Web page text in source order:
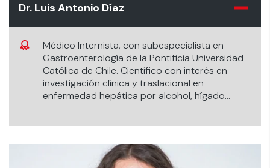
Dr. Luis Antonio Díaz
Médico Internista, con subespecialista en
Gastroenterología de la Pontificia Universidad
Católica de Chile. Científico con interés en
investigación clínica y traslacional en
enfermedad hepática por alcohol, hígado